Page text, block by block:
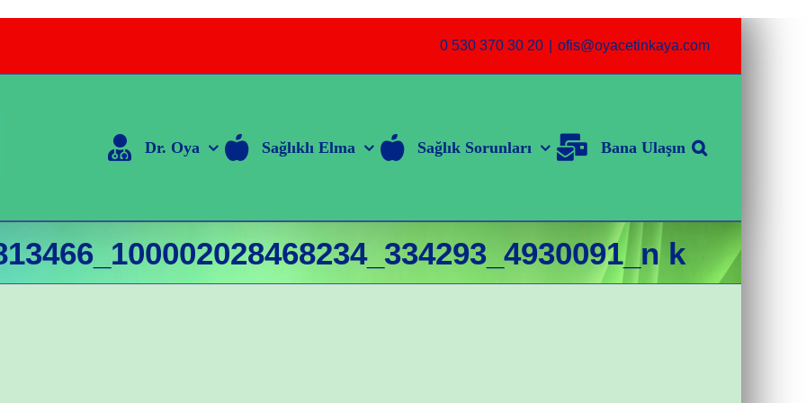
0 530 370 30 20 ofis@oyacetinkaya.com
Dr. Oya Sağlıklı Elma Sağlık Sorunları Bana Ulaşın
k